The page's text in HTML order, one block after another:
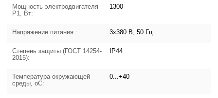
Мощность электродвигателя
P1, Вт:
1300
Напряжение питания : 3х380 В, 50 Гц
Степень защиты (ГОСТ 14254-
2015):
IP44
Температура окружающей
среды, oC:
0...+40